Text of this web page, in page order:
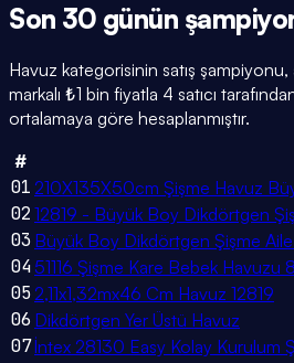
Son 30 günün
Havuz kategorisinin satış
markalı ₺1 bin fiyatla 4 satıcı
ortalamaya göre hesaplanmıştır.
#
01 210X135X50cm Şişme Havuz
02 12819 - Büyük Boy Dikdörtgen
03 Büyük Boy Dikdörtgen Şişme
04 51116 Şişme Kare Bebek
052,11x1,32mx46 Cm Havuz 12819
06 Dikdörtgen Yer Üstü Havuz
07İntex 28130 Easy Kolay Kurulum